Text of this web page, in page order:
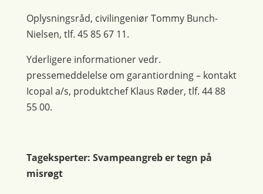
Oplysningsråd, civilingeniør Tommy Bunch-
Nielsen, tlf. 45 85 67 11.
Yderligere informationer vedr.
pressemeddelelse om garantiordning – kontakt
Icopal a/s, produktchef Klaus Røder, tlf. 44 88
55 00.
Tageksperter: Svampeangreb er tegn på
misrøgt